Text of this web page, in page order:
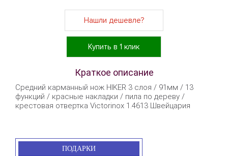
Нашли дешевле?
Купить в 1 клик
Краткое описание
Средний карманный нож HIKER 3 слоя / 91мм / 13
функций / красные накладки / пила по дереву /
крестовая отвертка Victorinox 1.4613 Швейцария
ПОДАРКИ